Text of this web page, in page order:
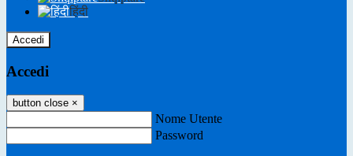
हिंदी
Accedi
Accedi
button close ×
Nome Utente
Password